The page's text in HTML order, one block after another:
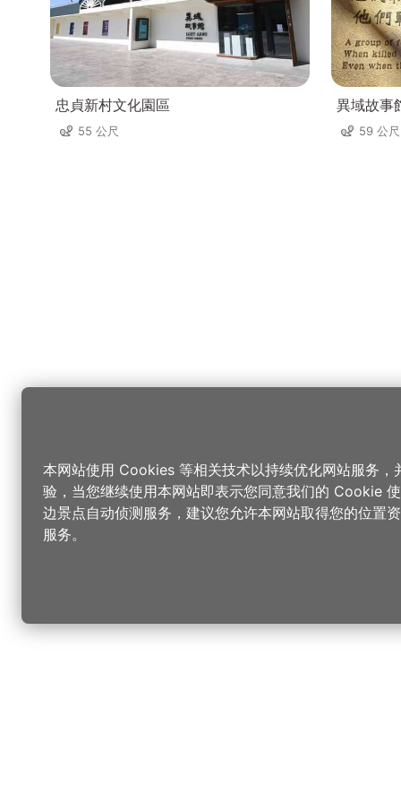
忠貞新村文化園區
55 公尺
異域故事
59 公尺
本网站使用 Cookies 等相关技术以持续优化网站服务，
验，当您继续使用本网站即表示您同意我们的 Cookie
边景点自动侦测服务，建议您允许本网站取得您的位置
服务。